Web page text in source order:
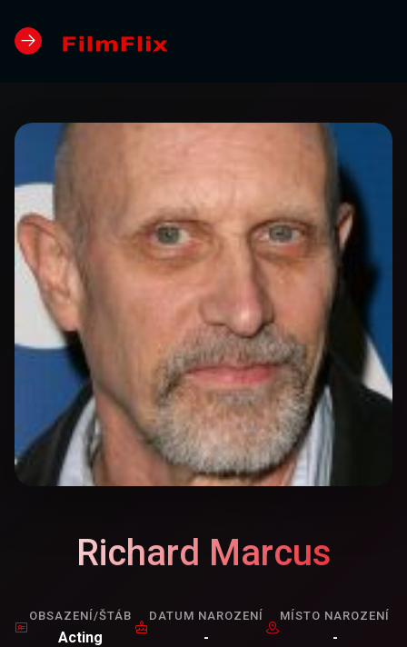
Richard Marcus
OBSAZENÍ/ŠTÁB
Acting
DATUM NAROZENÍ
-
MÍSTO NAROZENÍ
-